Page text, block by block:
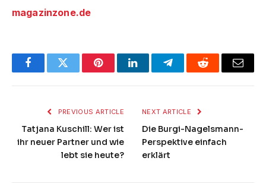
magazinzone.de
FacebookTwitter PinterestLinkedInTelegramReddit Email
PREVIOUS ARTICLE
Tatjana Kuschill: Wer ist
ihr neuer Partner und wie
lebt sie heute?
NEXT ARTICLE
Die Burgi-Nagelsmann-
Perspektive einfach
erklärt